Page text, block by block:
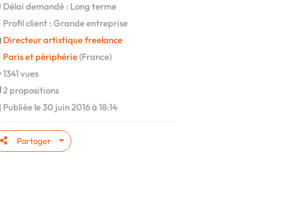
Délai demandé : Long terme
Profil client : Grande entreprise
Directeur artistique freelance
Paris et périphérie(France)
1341 vues
2 propositions
Publiée le 30 juin 2016 à 18:14
Partager